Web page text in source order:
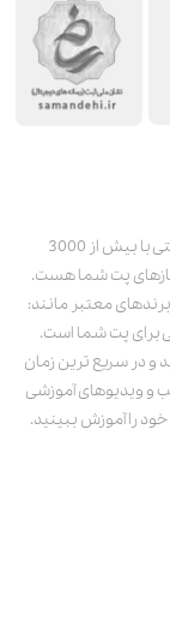
پت استور به عنوان یکی از قدیمی‌ترین پت شاپ های اینترنتی با بیش از 3000
پت شما هست.
معتبر مانند:
برای پت شما است.
و در سریع ترین زمان
و ویدیوهای آموزشی
را آموزش ببینید.